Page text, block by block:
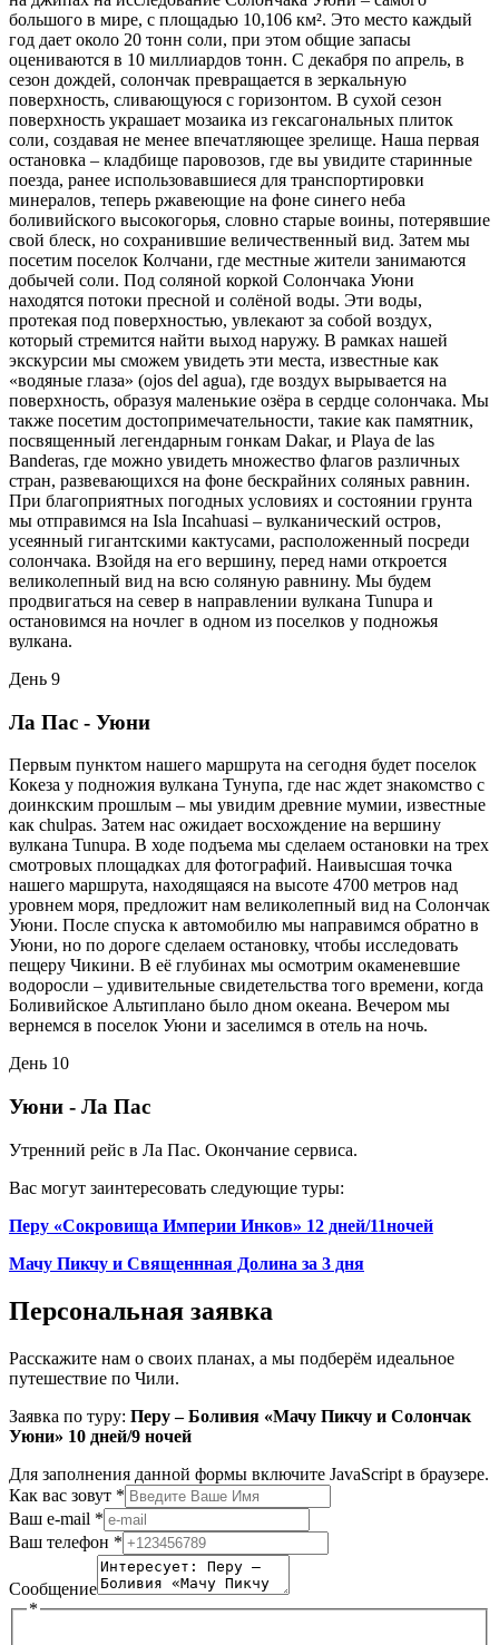
большого в мире, с площадью 10,106 км². Это место каждый
год дает около 20 тонн соли, при этом общие запасы
оцениваются в 10 миллиардов тонн. С декабря по апрель, в
сезон дождей, солончак превращается в зеркальную
поверхность, сливающуюся с горизонтом. В сухой сезон
поверхность украшает мозаика из гексагональных плиток
соли, создавая не менее впечатляющее зрелище. Наша первая
остановка – кладбище паровозов, где вы увидите старинные
поезда, ранее использовавшиеся для транспортировки
минералов, теперь ржавеющие на фоне синего неба
боливийского высокогорья, словно старые воины, потерявшие
свой блеск, но сохранившие величественный вид. Затем мы
посетим поселок Колчани, где местные жители занимаются
добычей соли. Под соляной коркой Солончака Уюни
находятся потоки пресной и солёной воды. Эти воды,
протекая под поверхностью, увлекают за собой воздух,
который стремится найти выход наружу. В рамках нашей
экскурсии мы сможем увидеть эти места, известные как
«водяные глаза» (ojos del agua), где воздух вырывается на
поверхность, образуя маленькие озёра в сердце солончака. Мы
также посетим достопримечательности, такие как памятник,
посвященный легендарным гонкам Dakar, и Playa de las
Banderas, где можно увидеть множество флагов различных
стран, развевающихся на фоне бескрайних соляных равнин.
При благоприятных погодных условиях и состоянии грунта
мы отправимся на Isla Incahuasi – вулканический остров,
усеянный гигантскими кактусами, расположенный посреди
солончака. Взойдя на его вершину, перед нами откроется
великолепный вид на всю соляную равнину. Мы будем
продвигаться на север в направлении вулкана Tunupa и
остановимся на ночлег в одном из поселков у подножья
вулкана.
День 9
Ла Пас - Уюни
Первым пунктом нашего маршрута на сегодня будет поселок
Кокеза у подножия вулкана Тунупа, где нас ждет знакомство с
доинкским прошлым – мы увидим древние мумии, известные
как chulpas. Затем нас ожидает восхождение на вершину
вулкана Tunupa. В ходе подъема мы сделаем остановки на трех
смотровых площадках для фотографий. Наивысшая точка
нашего маршрута, находящаяся на высоте 4700 метров над
уровнем моря, предложит нам великолепный вид на Солончак
Уюни. После спуска к автомобилю мы направимся обратно в
Уюни, но по дороге сделаем остановку, чтобы исследовать
пещеру Чикини. В её глубинах мы осмотрим окаменевшие
водоросли – удивительные свидетельства того времени, когда
Боливийское Альтиплано было дном океана. Вечером мы
вернемся в поселок Уюни и заселимся в отель на ночь.
День 10
Уюни - Ла Пас
Утренний рейс в Ла Пас. Окончание сервиса.
Вас могут заинтересовать следующие туры:
Перу «Сокровища Империи Инков» 12 дней/11ночей
Мачу Пикчу и Священнная Долина за 3 дня
Персональная заявка
Расскажите нам о своих планах, а мы подберём идеальное
путешествие по Чили.
Заявка по туру: Перу – Боливия «Мачу Пикчу и Солончак
Уюни» 10 дней/9 ночей
Для заполнения данной формы включите JavaScript в браузере.
Как вас зовут *
Ваш e-mail *
Ваш телефон *
Сообщение
*